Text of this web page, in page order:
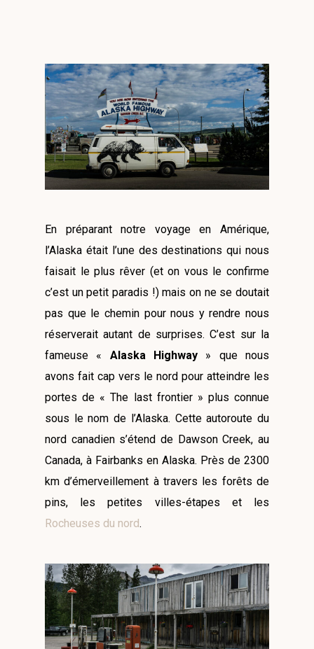
En préparant notre voyage en Amérique,
l’Alaska était l’une des destinations qui nous
faisait le plus rêver (et on vous le confirme
c’est un petit paradis !) mais on ne se doutait
pas que le chemin pour nous y rendre nous
réserverait autant de surprises. C’est sur la
fameuse « Alaska Highway » que nous
avons fait cap vers le nord pour atteindre les
portes de « The last frontier » plus connue
sous le nom de l’Alaska. Cette autoroute du
nord canadien s’étend de Dawson Creek, au
Canada, à Fairbanks en Alaska. Près de 2300
km d’émerveillement à travers les forêts de
pins, les petites villes-étapes et les
Rocheuses du nord.